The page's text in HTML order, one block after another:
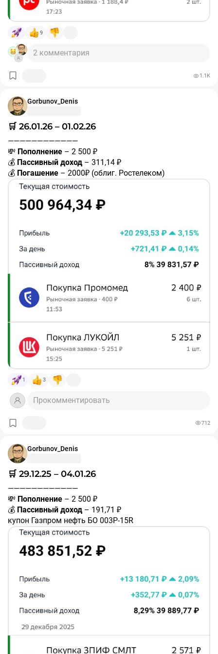
купон ВУШ БО 001P-04
#RU000A10BS76
🛒Добавлены в портфель:
✅ 2 акции Группа Позитив
✅ 1 акция Астра#ASTR
————————————
❗️Не является индивидуальной инвестиционной
рекомендацией.
#покупки #портфель
9
2 комментария
1.1K
Gorbunov_Denis
🛒 26.01.26 – 01.02.26
————————————
💸 Пополнение – 2 500 ₽
💰 Пассивный доход – 311,14 ₽
💰 Погашение – 2000₽ (облиг. Ростелеком)
дивиденды Татнефть
купон СИБУР Холдинг 001Р-02
#RU000A1051E5
купон Мобильные ТелеСистемы 001P-20
купон Газпром нефть БО 003P-15R
Новые покупки в портфель:
✅ 1 акция НК ЛУКОЙЛ#LKOH
✅ 6 акций ПРОМОМЕД
————————————
❗️Не является индивидуальной инвестиционной
рекомендацией.
#покупки
1 3
Прокомментировать
712
Gorbunov_Denis
🛒 29.12.25 – 04.01.26
————————————
💸 Пополнение – 2 500 ₽
💰 Пассивный доход – 191,71 ₽
купон Газпром нефть БО 003P-15R
#RU000A10BK17– 8,2 ₽
#RU000A10B8X7
– 21,37 ₽
#RU000A10B1Q6
купон СелоЗеленое 001Р-02
#RU000A10DQ68
Новые покупки в портфель:
✅ 3 пая ЗПИФ Самолет "Инвестиции в недвижимость"
#XHOUSE
————————————
❗️Не является индивидуальной инвестиционной